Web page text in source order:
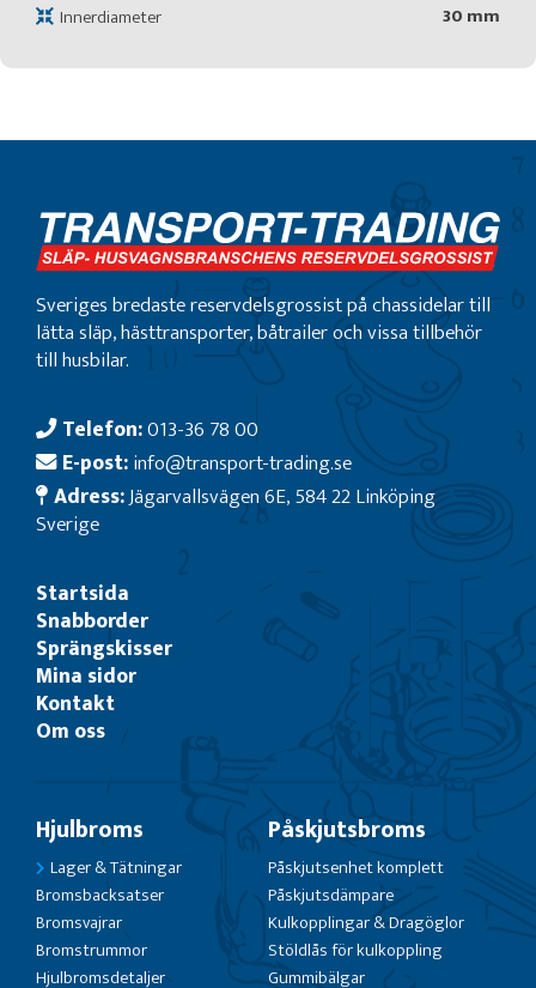
Innerdiameter
30 mm
Sveriges bredaste reservdelsgrossist på chassidelar till
lätta släp, hästtransporter, båtrailer och vissa tillbehör
till husbilar.
Telefon:013-36 78 00
E-post:info@transport-trading.se
Adress:Jägarvallsvägen 6E, 584 22 Linköping
Sverige
Startsida
Snabborder
Sprängskisser
Mina sidor
Kontakt
Om oss
Hjulbroms
Lager & Tätningar
Bromsbacksatser
Bromsvajrar
Bromstrummor
Hjulbromsdetaljer
Påskjutsbroms
Påskjutsenhet komplett
Påskjutsdämpare
Kulkopplingar & Dragöglor
Stöldlås för kulkoppling
Gummibälgar